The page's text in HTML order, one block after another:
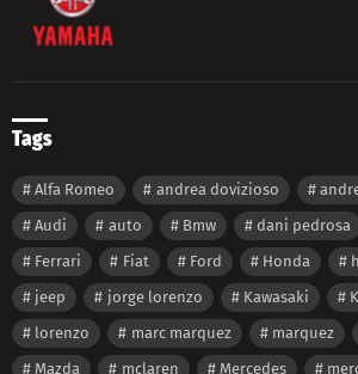
Tags
Alfa Romeo andrea dovizioso
Audi
auto Bmw dani pedrosa
Ferrari
Fiat Ford Honda
jeep
jorge lorenzo Kawasaki
lorenzo
marc marquez marquez
Mazda
mclaren Mercedes